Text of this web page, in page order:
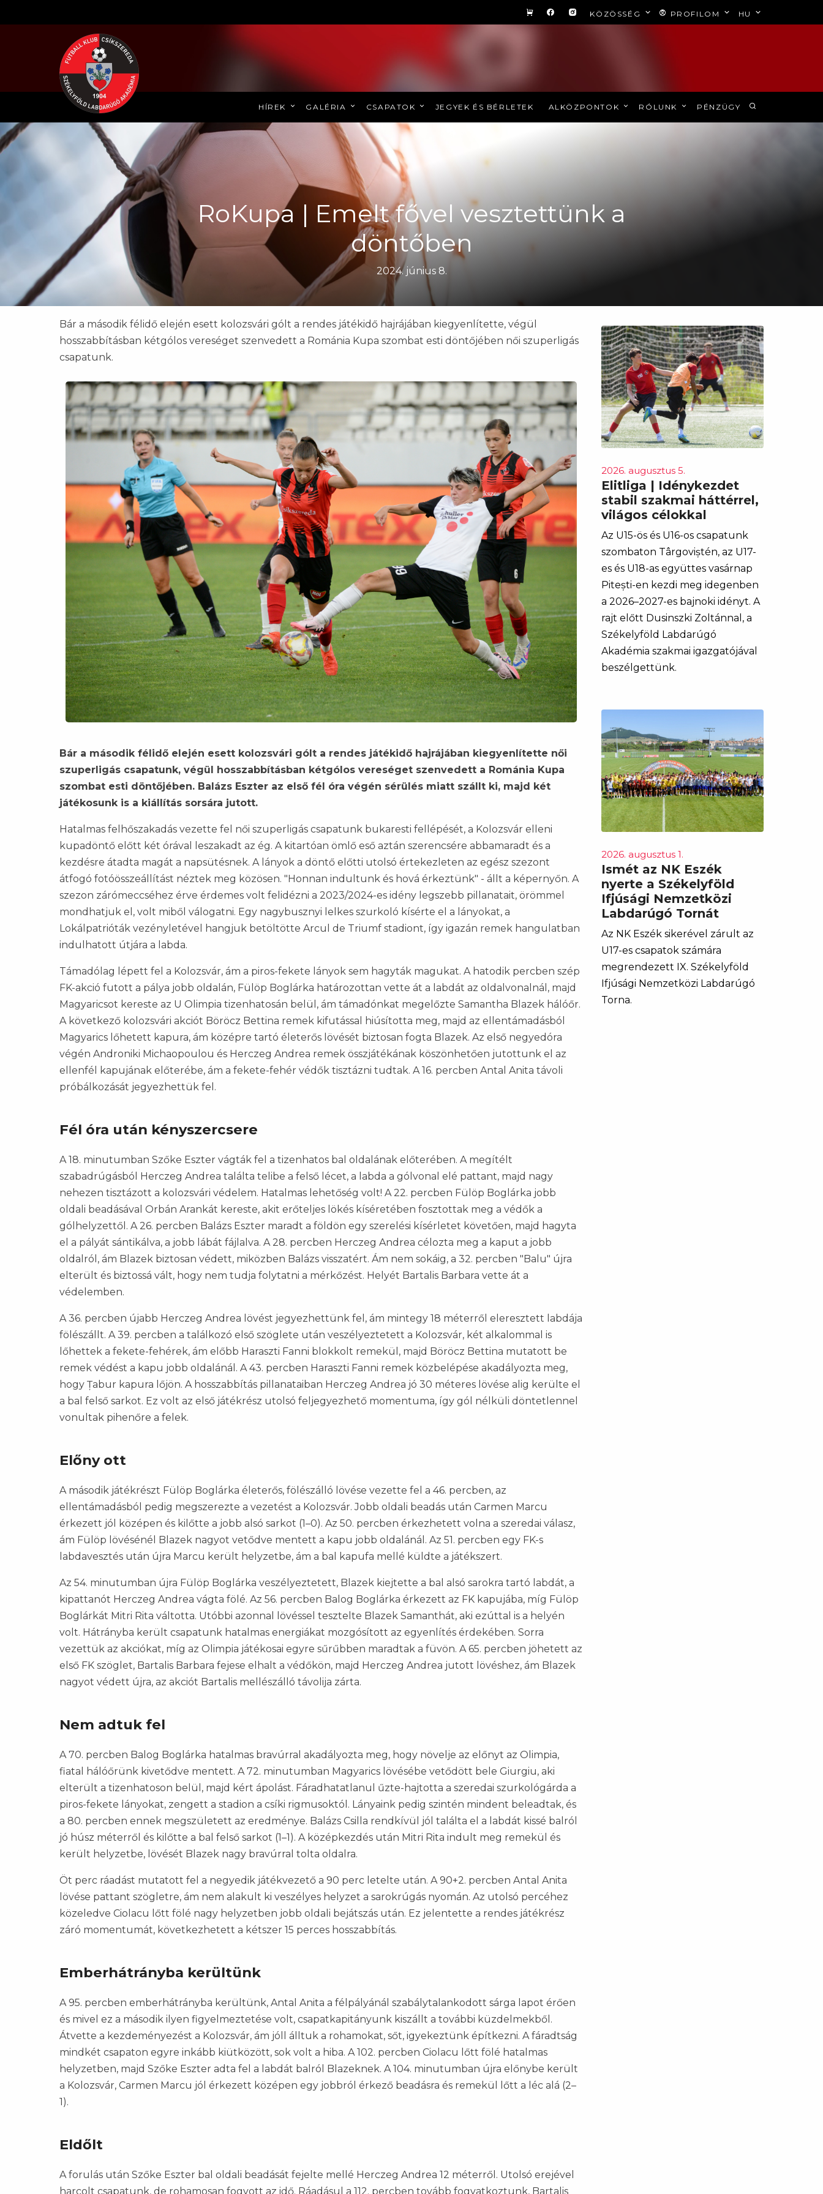
KÖZÖSSÉG PROFILOM HU
HÍREK GALÉRIA CSAPATOK JEGYEK ÉS BÉRLETEK ALKÖZPONTOK RÓLUNK PÉNZÜGY
RoKupa | Emelt fővel vesztettünk a
döntőben
2024. június 8.
Bár a második félidő elején esett kolozsvári gólt a rendes játékidő hajrájában kiegyenlítette, végül
hosszabbításban kétgólos vereséget szenvedett a Románia Kupa szombat esti döntőjében női szuperligás
csapatunk.
Bár a második félidő elején esett kolozsvári gólt a rendes játékidő hajrájában kiegyenlítette női
szuperligás csapatunk, végül hosszabbításban kétgólos vereséget szenvedett a Románia Kupa
szombat esti döntőjében. Balázs Eszter az első fél óra végén sérülés miatt szállt ki, majd két
játékosunk is a kiállítás sorsára jutott.
Hatalmas felhőszakadás vezette fel női szuperligás csapatunk bukaresti fellépését, a Kolozsvár elleni
kupadöntő előtt két órával leszakadt az ég. A kitartóan ömlő eső aztán szerencsére abbamaradt és a
kezdésre átadta magát a napsütésnek. A lányok a döntő előtti utolsó értekezleten az egész szezont
átfogó fotóösszeállítást néztek meg közösen. "Honnan indultunk és hová érkeztünk" - állt a képernyőn. A
szezon zárómeccséhez érve érdemes volt felidézni a 2023/2024-es idény legszebb pillanatait, örömmel
mondhatjuk el, volt miből válogatni. Egy nagybusznyi lelkes szurkoló kísérte el a lányokat, a
Lokálpatrióták vezényletével hangjuk betöltötte Arcul de Triumf stadiont, így igazán remek hangulatban
indulhatott útjára a labda.
Támadólag lépett fel a Kolozsvár, ám a piros-fekete lányok sem hagyták magukat. A hatodik percben szép
FK-akció futott a pálya jobb oldalán, Fülöp Boglárka határozottan vette át a labdát az oldalvonalnál, majd
Magyaricsot kereste az U Olimpia tizenhatosán belül, ám támadónkat megelőzte Samantha Blazek hálóőr.
A következő kolozsvári akciót Böröcz Bettina remek kifutással hiúsította meg, majd az ellentámadásból
Magyarics lőhetett kapura, ám középre tartó életerős lövését biztosan fogta Blazek. Az első negyedóra
végén Androniki Michaopoulou és Herczeg Andrea remek összjátékának köszönhetően jutottunk el az
ellenfél kapujának előterébe, ám a fekete-fehér védők tisztázni tudtak. A 16. percben Antal Anita távoli
próbálkozását jegyezhettük fel.
Fél óra után kényszercsere
A 18. minutumban Szőke Eszter vágták fel a tizenhatos bal oldalának előterében. A megítélt
szabadrúgásból Herczeg Andrea találta telibe a felső lécet, a labda a gólvonal elé pattant, majd nagy
nehezen tisztázott a kolozsvári védelem. Hatalmas lehetőség volt! A 22. percben Fülöp Boglárka jobb
oldali beadásával Orbán Arankát kereste, akit erőteljes lökés kíséretében fosztottak meg a védők a
gólhelyzettől. A 26. percben Balázs Eszter maradt a földön egy szerelési kísérletet követően, majd hagyta
el a pályát sántikálva, a jobb lábát fájlalva. A 28. percben Herczeg Andrea célozta meg a kaput a jobb
oldalról, ám Blazek biztosan védett, miközben Balázs visszatért. Ám nem sokáig, a 32. percben "Balu" újra
elterült és biztossá vált, hogy nem tudja folytatni a mérkőzést. Helyét Bartalis Barbara vette át a
védelemben.
A 36. percben újabb Herczeg Andrea lövést jegyezhettünk fel, ám mintegy 18 méterről eleresztett labdája
fölészállt. A 39. percben a találkozó első szöglete után veszélyeztetett a Kolozsvár, két alkalommal is
lőhettek a fekete-fehérek, ám előbb Haraszti Fanni blokkolt remekül, majd Böröcz Bettina mutatott be
remek védést a kapu jobb oldalánál. A 43. percben Haraszti Fanni remek közbelépése akadályozta meg,
hogy Țabur kapura lőjön. A hosszabbítás pillanataiban Herczeg Andrea jó 30 méteres lövése alig kerülte el
a bal felső sarkot. Ez volt az első játékrész utolsó feljegyezhető momentuma, így gól nélküli döntetlennel
vonultak pihenőre a felek.
Előny ott
A második játékrészt Fülöp Boglárka életerős, fölészálló lövése vezette fel a 46. percben, az
ellentámadásból pedig megszerezte a vezetést a Kolozsvár. Jobb oldali beadás után Carmen Marcu
érkezett jól középen és kilőtte a jobb alsó sarkot (1–0). Az 50. percben érkezhetett volna a szeredai válasz,
ám Fülöp lövésénél Blazek nagyot vetődve mentett a kapu jobb oldalánál. Az 51. percben egy FK-s
labdavesztés után újra Marcu került helyzetbe, ám a bal kapufa mellé küldte a játékszert.
Az 54. minutumban újra Fülöp Boglárka veszélyeztetett, Blazek kiejtette a bal alsó sarokra tartó labdát, a
kipattanót Herczeg Andrea vágta fölé. Az 56. percben Balog Boglárka érkezett az FK kapujába, míg Fülöp
Boglárkát Mitri Rita váltotta. Utóbbi azonnal lövéssel tesztelte Blazek Samanthát, aki ezúttal is a helyén
volt. Hátrányba került csapatunk hatalmas energiákat mozgósított az egyenlítés érdekében. Sorra
vezettük az akciókat, míg az Olimpia játékosai egyre sűrűbben maradtak a füvön. A 65. percben jöhetett az
első FK szöglet, Bartalis Barbara fejese elhalt a védőkön, majd Herczeg Andrea jutott lövéshez, ám Blazek
nagyot védett újra, az akciót Bartalis mellészálló távolija zárta.
Nem adtuk fel
A 70. percben Balog Boglárka hatalmas bravúrral akadályozta meg, hogy növelje az előnyt az Olimpia,
fiatal hálóőrünk kivetődve mentett. A 72. minutumban Magyarics lövésébe vetődött bele Giurgiu, aki
elterült a tizenhatoson belül, majd kért ápolást. Fáradhatatlanul űzte-hajtotta a szeredai szurkológárda a
piros-fekete lányokat, zengett a stadion a csíki rigmusoktól. Lányaink pedig szintén mindent beleadtak, és
a 80. percben ennek megszületett az eredménye. Balázs Csilla rendkívül jól találta el a labdát kissé balról
jó húsz méterről és kilőtte a bal felső sarkot (1–1). A középkezdés után Mitri Rita indult meg remekül és
került helyzetbe, lövését Blazek nagy bravúrral tolta oldalra.
Öt perc ráadást mutatott fel a negyedik játékvezető a 90 perc letelte után. A 90+2. percben Antal Anita
lövése pattant szögletre, ám nem alakult ki veszélyes helyzet a sarokrúgás nyomán. Az utolsó percéhez
közeledve Ciolacu lőtt fölé nagy helyzetben jobb oldali bejátszás után. Ez jelentette a rendes játékrész
záró momentumát, következhetett a kétszer 15 perces hosszabbítás.
Emberhátrányba kerültünk
A 95. percben emberhátrányba kerültünk, Antal Anita a félpályánál szabálytalankodott sárga lapot érően
és mivel ez a második ilyen figyelmeztetése volt, csapatkapitányunk kiszállt a további küzdelmekből.
Átvette a kezdeményezést a Kolozsvár, ám jóll álltuk a rohamokat, sőt, igyekeztünk építkezni. A fáradtság
mindkét csapaton egyre inkább kiütközött, sok volt a hiba. A 102. percben Ciolacu lőtt fölé hatalmas
helyzetben, majd Szőke Eszter adta fel a labdát balról Blazeknek. A 104. minutumban újra előnybe került
a Kolozsvár, Carmen Marcu jól érkezett középen egy jobbról érkező beadásra és remekül lőtt a léc alá (2–
1).
Eldőlt
A forulás után Szőke Eszter bal oldali beadását fejelte mellé Herczeg Andrea 12 méterről. Utolsó erejével
harcolt csapatunk, de rohamosan fogyott az idő. Ráadásul a 112. percben tovább fogyatkoztunk, Bartalis
2026. augusztus 5.
Elitliga | Idénykezdet
stabil szakmai háttérrel,
világos célokkal
Az U15-ös és U16-os csapatunk
szombaton Târgoviștén, az U17-
es és U18-as együttes vasárnap
Pitești-en kezdi meg idegenben
a 2026–2027-es bajnoki idényt. A
rajt előtt Dusinszki Zoltánnal, a
Székelyföld Labdarúgó
Akadémia szakmai igazgatójával
beszélgettünk.
2026. augusztus 1.
Ismét az NK Eszék
nyerte a Székelyföld
Ifjúsági Nemzetközi
Labdarúgó Tornát
Az NK Eszék sikerével zárult az
U17-es csapatok számára
megrendezett IX. Székelyföld
Ifjúsági Nemzetközi Labdarúgó
Torna.